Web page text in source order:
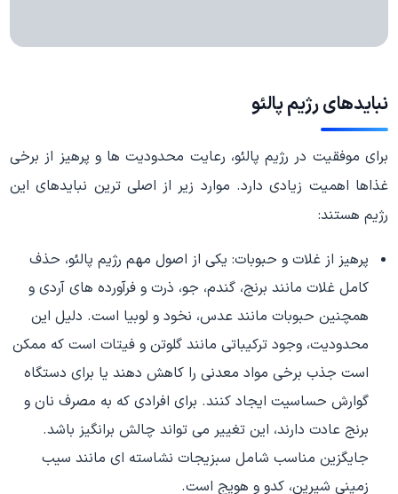
نبایدهای رژیم پالئو
برای موفقیت در رژیم پالئو، رعایت محدودیت ها و پرهیز از برخی
غذاها اهمیت زیادی دارد. موارد زیر از اصلی ترین نبایدهای این
رژیم هستند:
پرهیز از غلات و حبوبات: یکی از اصول مهم رژیم پالئو، حذف
کامل غلات مانند برنج، گندم، جو، ذرت و فرآورده های آردی و
همچنین حبوبات مانند عدس، نخود و لوبیا است. دلیل این
محدودیت، وجود ترکیباتی مانند گلوتن و فیتات است که ممکن
است جذب برخی مواد معدنی را کاهش دهند یا برای دستگاه
گوارش حساسیت ایجاد کنند. برای افرادی که به مصرف نان و
برنج عادت دارند، این تغییر می تواند چالش برانگیز باشد.
جایگزین مناسب شامل سبزیجات نشاسته ای مانند سیب
زمینی شیرین، کدو و هویج است.